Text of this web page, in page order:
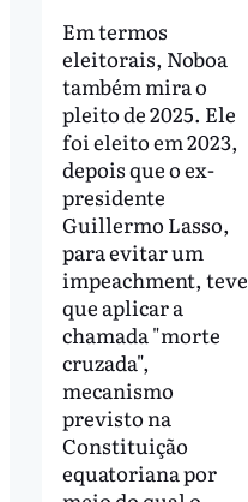
Em termos
eleitorais, Noboa
também mira o
pleito de 2025. Ele
foi eleito em 2023,
depois que o ex-
presidente
Guillermo Lasso,
para evitar um
impeachment, teve
que aplicar a
chamada "morte
cruzada",
mecanismo
previsto na
Constituição
equatoriana por